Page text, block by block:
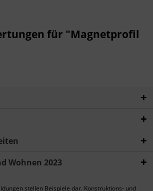
für "Magnetprofil
Wohnen 2023
stellen Beispiele dar. Konstruktions- und